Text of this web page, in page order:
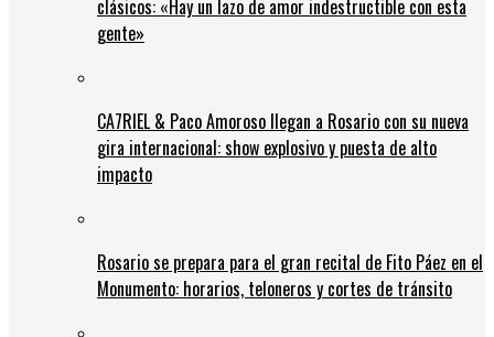
clásicos: «Hay un lazo de amor indestructible con esta
gente»
CA7RIEL & Paco Amoroso llegan a Rosario con su nueva
gira internacional: show explosivo y puesta de alto
impacto
Rosario se prepara para el gran recital de Fito Páez en el
Monumento: horarios, teloneros y cortes de tránsito